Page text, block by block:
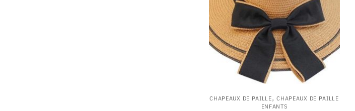
CHAPEAUX DE PAILLE,CHAPEAUX DE PAILLE
ENFANTS